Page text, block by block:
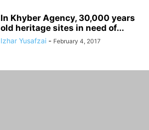
In Khyber Agency, 30,000 years
old heritage sites in need of...
Izhar Yusafzai - February 4, 2017